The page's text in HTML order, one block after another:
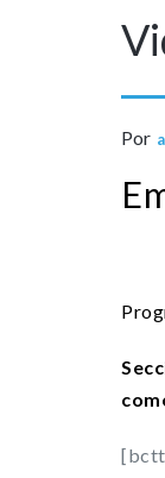
Por
[bctt